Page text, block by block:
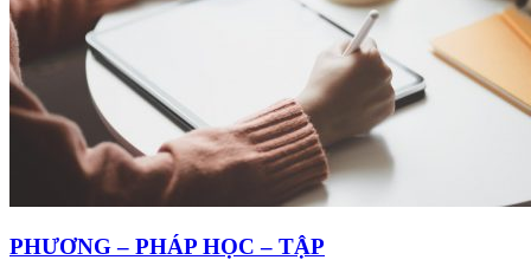
PHƯƠNG – PHÁP HỌC – TẬP